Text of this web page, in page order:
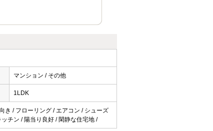
マンション / その他
1LDK
き / フローリング / エアコン / シューズ
チン / 陽当り良好 / 閑静な住宅地 /